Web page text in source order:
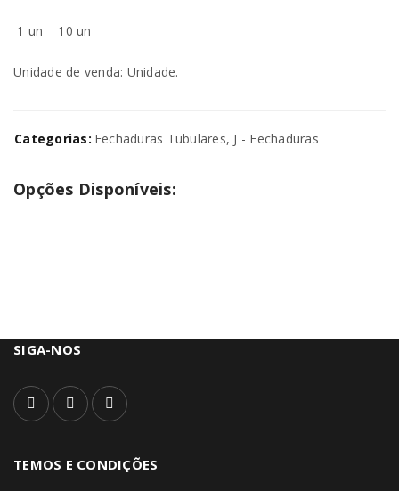
1 un 10 un
Unidade de venda: Unidade.
Categorias: Fechaduras Tubulares, J - Fechaduras
Opções Disponíveis:
SIGA-NOS
TEMOS E CONDIÇÕES